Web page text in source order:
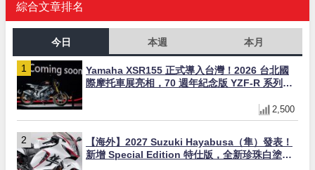
綜合文章排名
今日 本週 本月
Yamaha XSR155 正式導入台灣！2026 台北國
際摩托車展亮相，70 週年紀念版 YZF-R 系列限
2,500
【海外】2027 Suzuki Hayabusa（隼）發表！
新增 Special Edition 特仕版，全新珍珠白塗裝